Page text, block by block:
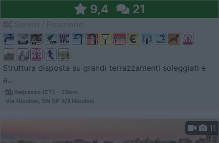
9,4 21
Struttura disposta su grandi terrazzamenti soleggiati e
a...
Belpasso (CT) - 29km
Via Nicolosi, SN SP 4/II Nicolosi
11